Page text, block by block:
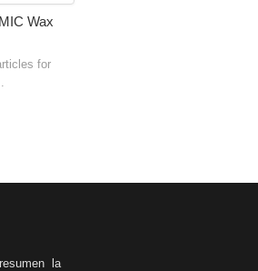
Wax
for
la